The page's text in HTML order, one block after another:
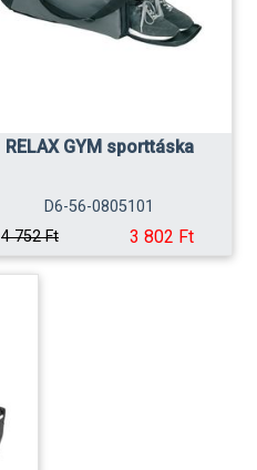
RELAX GYM sporttáska
D6-56-0805101
4 752 Ft
3 802 Ft